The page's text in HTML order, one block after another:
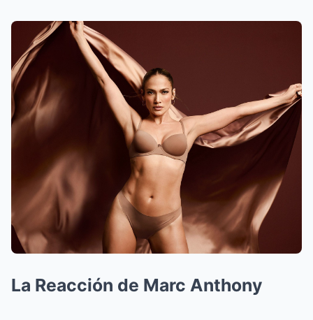
La Reacción de Marc Anthony